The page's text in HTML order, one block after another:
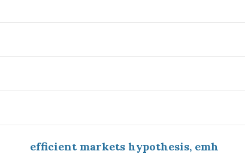
efficient markets hypothesis, emh